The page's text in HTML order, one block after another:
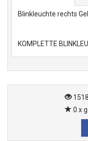
Blinkleuchte rechts
KOMPLETTE
0 x